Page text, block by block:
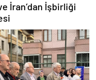
İran’dan İşbirliği